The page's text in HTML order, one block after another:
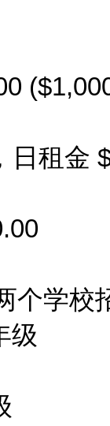
租金
学校
级